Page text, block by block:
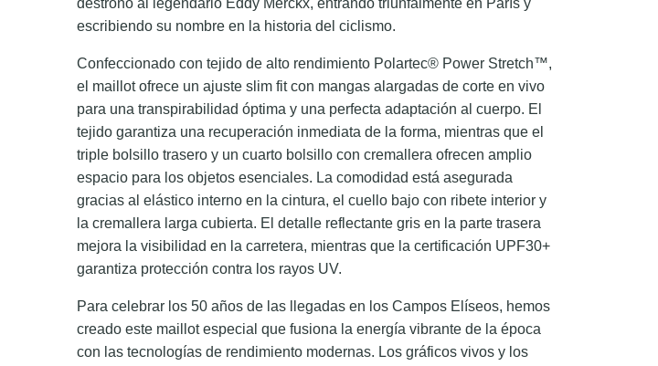
destronó al legendario Eddy Merckx, entrando triunfalmente en París y
escribiendo su nombre en la historia del ciclismo.
Confeccionado con tejido de alto rendimiento Polartec® Power Stretch™,
el maillot ofrece un ajuste slim fit con mangas alargadas de corte en vivo
para una transpirabilidad óptima y una perfecta adaptación al cuerpo. El
tejido garantiza una recuperación inmediata de la forma, mientras que el
triple bolsillo trasero y un cuarto bolsillo con cremallera ofrecen amplio
espacio para los objetos esenciales. La comodidad está asegurada
gracias al elástico interno en la cintura, el cuello bajo con ribete interior y
la cremallera larga cubierta. El detalle reflectante gris en la parte trasera
mejora la visibilidad en la carretera, mientras que la certificación UPF30+
garantiza protección contra los rayos UV.
Para celebrar los 50 años de las llegadas en los Campos Elíseos, hemos
creado este maillot especial que fusiona la energía vibrante de la época
con las tecnologías de rendimiento modernas. Los gráficos vivos y los